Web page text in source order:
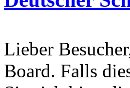
Lieber
Board. Falls